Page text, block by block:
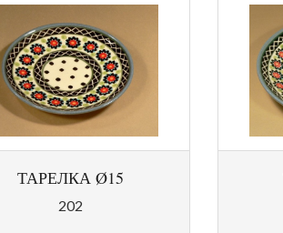
ТАРЕЛКА Ø15
202